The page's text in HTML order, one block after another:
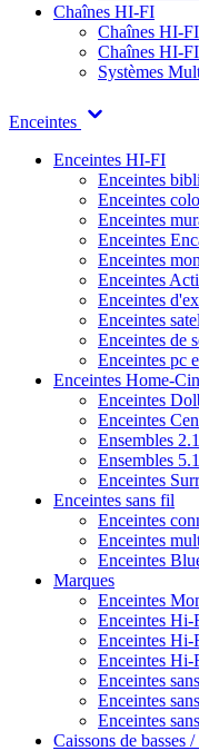
Chaînes HI-FI
Chaînes HI-
Chaînes HI-
Systèmes
Enceintes
Enceintes HI-FI
Enceintes
Enceintes
Enceintes
Enceintes
Enceintes
Enceintes
Enceintes
Enceintes
Enceintes de
Enceintes pc
Enceintes Home-
Enceintes
Enceintes
Ensembles 2.1
Ensembles 5.1
Enceintes
Enceintes sans fil
Enceintes
Enceintes
Enceintes
Marques
Enceintes
Enceintes Hi-
Enceintes Hi-
Enceintes
Enceintes
Enceintes
Enceintes
Caissons de basses